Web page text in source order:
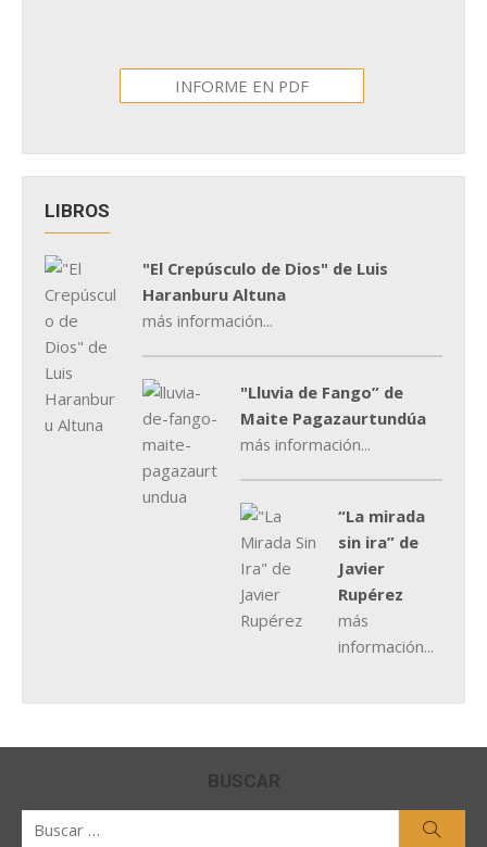
INFORME EN PDF
LIBROS
"El Crepúsculo de Dios" de Luis
Haranburu Altuna
más información...
"Lluvia de Fango” de
Maite Pagazaurtundúa
más información...
“La mirada
sin ira” de
Javier
Rupérez
más
información...
BUSCAR